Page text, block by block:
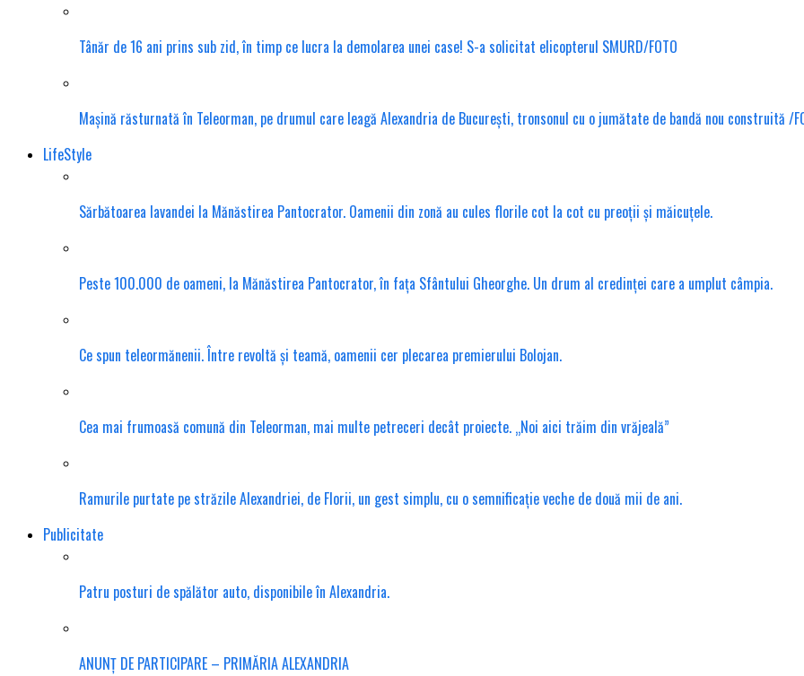
Tânăr de 16 ani prins sub zid, în timp ce lucra la demolarea unei case! S-a solicitat elicopterul SMURD/FOTO
Mașină răsturnată în Teleorman, pe drumul care leagă Alexandria de București, tronsonul cu o jumătate de bandă nou construită /
LifeStyle
Sărbătoarea lavandei la Mănăstirea Pantocrator. Oamenii din zonă au cules florile cot la cot cu preoții și măicuțele.
Peste 100.000 de oameni, la Mănăstirea Pantocrator, în fața Sfântului Gheorghe. Un drum al credinței care a umplut câmpia.
Ce spun teleormănenii. Între revoltă și teamă, oamenii cer plecarea premierului Bolojan.
Cea mai frumoasă comună din Teleorman, mai multe petreceri decât proiecte. „Noi aici trăim din vrăjeală”
Ramurile purtate pe străzile Alexandriei, de Florii, un gest simplu, cu o semnificație veche de două mii de ani.
Publicitate
Patru posturi de spălător auto, disponibile în Alexandria.
ANUNȚ DE PARTICIPARE – PRIMĂRIA ALEXANDRIA